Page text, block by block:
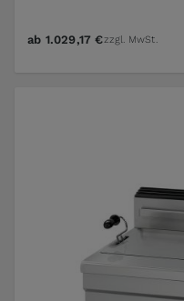
ab 1.029,17 €zzgl. MwSt.